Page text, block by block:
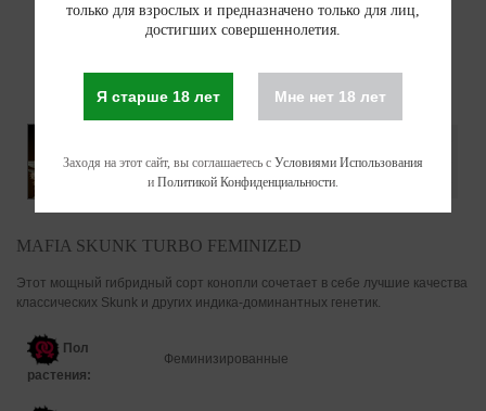
MAFIA SKUNK TURBO FEMINIZED
Этот мощный гибридный сорт конопли сочетает в себе лучшие качества
классических Skunk и других индика-доминантных генетик.
Пол
растения:
Феминизированные
только для взрослых и предназначено только для лиц,
достигших совершеннолетия.
Я старше 18 лет Мне нет 18 лет
Заходя на этот сайт, вы соглашаетесь с Условиями Использования
и Политикой Конфиденциальности.